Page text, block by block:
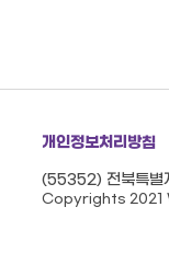
개인정보처리방침
(55352) 전북특별
Copyrights 2021